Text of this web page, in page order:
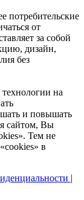
потребительские
от
за собой
дизайн,
без
на
и повышать
сайтом, Вы
Тем не
в
|